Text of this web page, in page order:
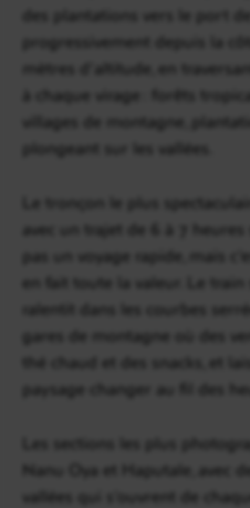
des plantations vers le port
progressivement depuis la
mètres d’altitude, en
à chaque virage : forêts
villages de montagne,
plongeant sur les vallées.
Le tronçon le plus
avec un trajet de 6 à 7 heures
pas un voyage rapide, mais
en fait toute la valeur. Le train
ralentit dans les courbes
gares de montagne où des
thé chaud et des snacks, et
paysage changer au fil des
Les sections les plus
Nanu Oya et Haputale, avec
vallées qui s’ouvrent de